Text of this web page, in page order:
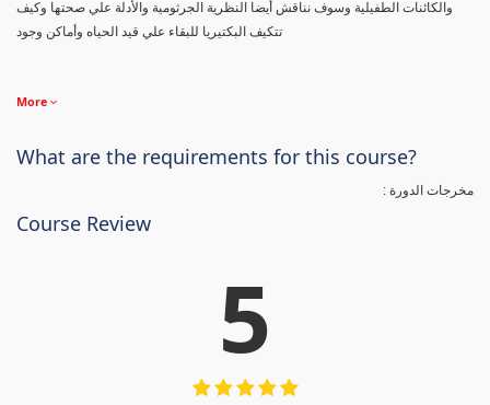
والكائنات الطفيلية وسوف نناقش أيضا النظرية الجرثومية والأدلة علي صحتها وكيف
تتكيف البكتيريا للبقاء علي قيد الحياه وأماكن وجود
More
What are the requirements for this course?
مخرجات الدورة :
Course Review
5